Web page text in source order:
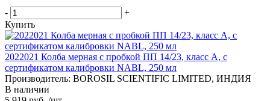
-
+
Купить
2022021 Колба мерная с пробкой ПП 14/23, класс A, с
сертификатом калибровки NABL, 250 мл
Производитель: BOROSIL SCIENTIFIC LIMITED, ИНДИЯ
В наличии